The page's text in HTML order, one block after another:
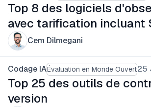
Top 8 des logiciels
avec tarification incluant
Cem Dilmegani
Codage IAÉvaluation en Monde Ouvert25
Top 25 des outils de
version